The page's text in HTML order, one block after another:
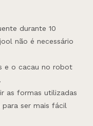
durante 10
não é necessário
e o cacau no robot
as formas utilizadas
ser mais fácil